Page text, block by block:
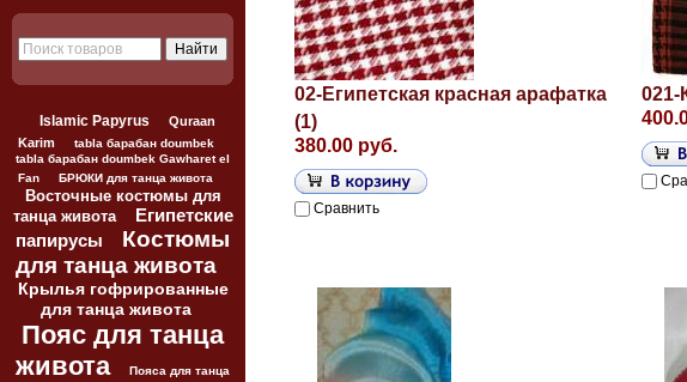
Islamic Papyrus
Quraan
Karim
tabla барабан doumbek
tabla барабан doumbek Gawharet el
Fan
БРЮКИ для танца живота
Восточные костюмы для
танца живота
Египетские
папирусы
Костюмы
для танца живота
Крылья гофрированные
для танца живота
Пояс для танца
живота
Пояса для танца
02-Египетская красная арафатка
(1)
380.00 руб.
Сравнить
021-